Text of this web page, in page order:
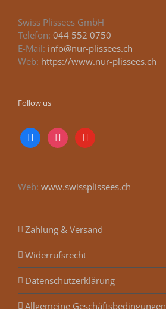
Swiss Plissees GmbH
Telefon: 044 552 0750
E-Mail: info@nur-plissees.ch
Web: https://www.nur-plissees.ch
Follow us
facebookinstagramyoutube
Web: www.swissplissees.ch
Zahlung & Versand
Widerrufsrecht
Datenschutzerklärung
Allgemeine Geschäftsbedingungen